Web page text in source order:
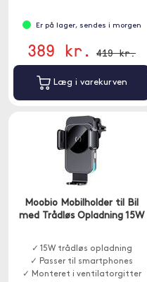
Er på lager, sendes i morgen
389 kr. 419 kr.
Læg i varekurven
Moobio Mobilholder til Bil
med Trådløs Opladning 15W
✓ 15W trådløs opladning
✓ Passer til smartphones
✓ Monteret i ventilatorgitter